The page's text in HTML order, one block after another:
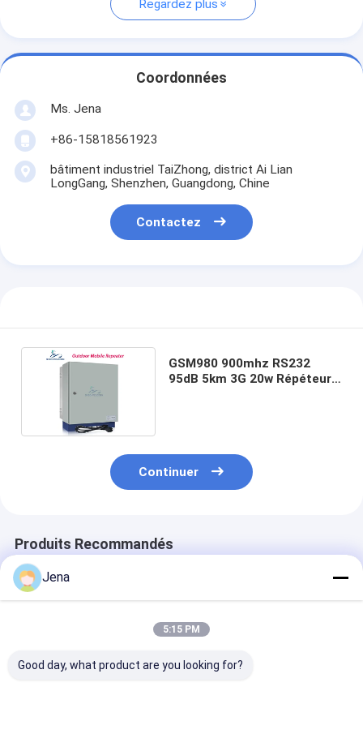
Regardez plus
Coordonnées
Ms. Jena
+86-15818561923
bâtiment industriel TaiZhong, district Ai Lian
LongGang, Shenzhen, Guangdong, Chine
Contactez
GSM980 900mhz RS232
95dB 5km 3G 20w Répéteur
Continuer
Produits Recommandés
Jena
5:15 PM
Good day, what product are you looking for?